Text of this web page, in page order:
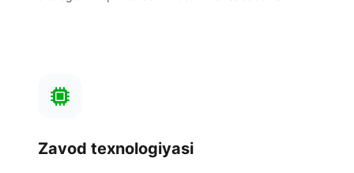
Zavod texnologiyasi